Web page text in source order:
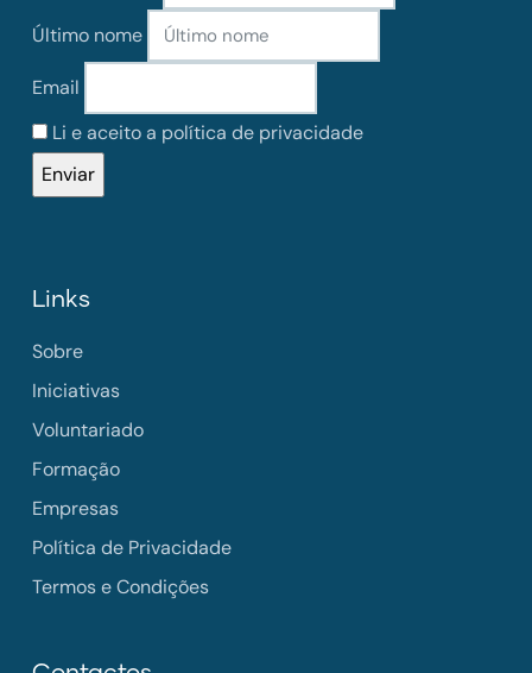
Último nome
Email
Li e aceito a política de privacidade
Links
Sobre
Iniciativas
Voluntariado
Formação
Empresas
Política de Privacidade
Termos e Condições